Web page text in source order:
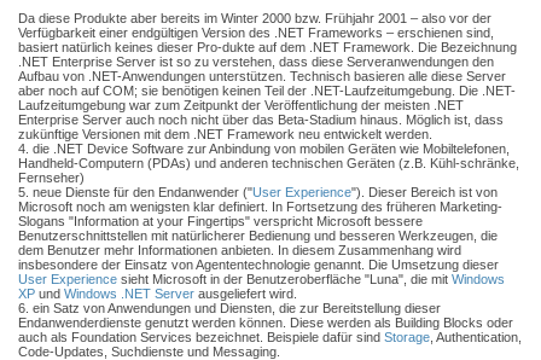
Da diese Produkte aber bereits im Winter 2000 bzw. Frühjahr 2001 – also vor der
Verfügbarkeit einer endgültigen Version des .NET Frameworks – erschienen sind,
basiert natürlich keines dieser Pro-dukte auf dem .NET Framework. Die Bezeichnung
.NET Enterprise Server ist so zu verstehen, dass diese Serveranwendungen den
Aufbau von .NET-Anwendungen unterstützen. Technisch basieren alle diese Server
aber noch auf COM; sie benötigen keinen Teil der .NET-Laufzeitumgebung. Die .NET-
Laufzeitumgebung war zum Zeitpunkt der Veröffentlichung der meisten .NET
Enterprise Server auch noch nicht über das Beta-Stadium hinaus. Möglich ist, dass
zukünftige Versionen mit dem .NET Framework neu entwickelt werden.
4. die .NET Device Software zur Anbindung von mobilen Geräten wie Mobiltelefonen,
Handheld-Computern (PDAs) und anderen technischen Geräten (z.B. Kühl-schränke,
Fernseher)
5. neue Dienste für den Endanwender ("User Experience"). Dieser Bereich ist von
Microsoft noch am wenigsten klar definiert. In Fortsetzung des früheren Marketing-
Slogans "Information at your Fingertips" verspricht Microsoft bessere
Benutzerschnittstellen mit natürlicherer Bedienung und besseren Werkzeugen, die
dem Benutzer mehr Informationen anbieten. In diesem Zusammenhang wird
insbesondere der Einsatz von Agententechnologie genannt. Die Umsetzung dieser
User Experience sieht Microsoft in der Benutzeroberfläche "Luna", die mit Windows
XP und Windows .NET Server ausgeliefert wird.
6. ein Satz von Anwendungen und Diensten, die zur Bereitstellung dieser
Endanwenderdienste genutzt werden können. Diese werden als Building Blocks oder
auch als Foundation Services bezeichnet. Beispiele dafür sind Storage , Authentication,
Code-Updates, Suchdienste und Messaging.